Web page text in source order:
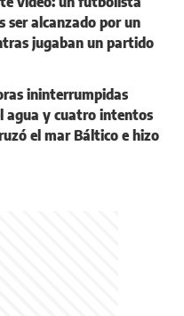
ser alcanzado por un
jugaban un partido
ininterrumpidas
agua y cuatro intentos
el mar Báltico e hizo